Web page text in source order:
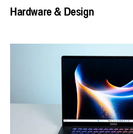
Hardware & Design